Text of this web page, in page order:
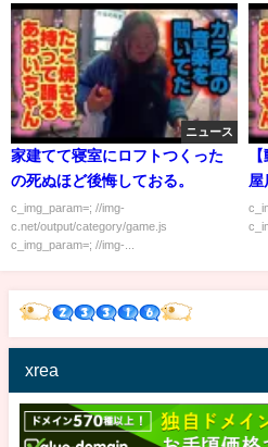
ニュース
家建てて寝室にロフトつくった
の死ぬほど後悔しておる。
c_img_param=; //img-
c.net/output/category/game.js
c_img_param=; //img-...
屋
xrea